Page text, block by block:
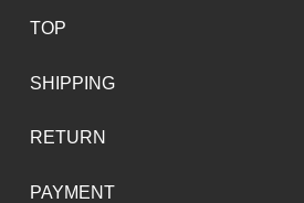
TOP
SHIPPING
RETURN
PAYMENT